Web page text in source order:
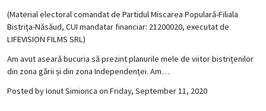
(Material electoral comandat de Partidul Miscarea Populară-Filiala
Bistrița-Năsăud, CUI mandatar financiar: 21200020, executat de
LIFEVISION FILMS SRL)
Am avut aseară bucuria să prezint planurile mele de viitor bistrițenilor
din zona gării și din zona Independenței. Am…
Posted byIonut Simionca on Friday, September 11, 2020